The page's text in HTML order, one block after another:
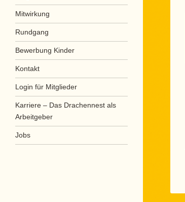
Mitwirkung
Rundgang
Bewerbung Kinder
Kontakt
Login für Mitglieder
Karriere – Das Drachennest als
Arbeitgeber
Jobs